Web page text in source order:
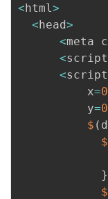
<html >
<head>
<meta
<
<script
          x
=0
          y
=0
$ (
$
}
$